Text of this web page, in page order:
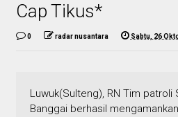
Cap Tikus*
0 radar nusantara Sabtu, 26
Luwuk(Sulteng), RN Tim
Banggai berhasil